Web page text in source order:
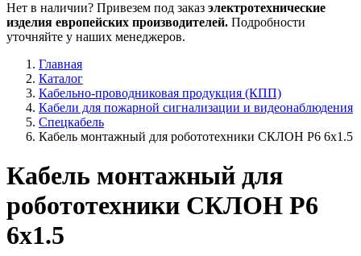
Нет в наличии? Привезем под заказ электротехнические
изделия европейских производителей. Подробности
уточняйте у наших менеджеров.
Главная
Каталог
Кабельно-проводниковая продукция (КПП)
Кабели для пожарной сигнализации и видеонаблюдения
Спецкабель
Кабель монтажный для робототехники СКЛОН Р6 6х1.5
Кабель монтажный для
робототехники СКЛОН Р6
6х1.5